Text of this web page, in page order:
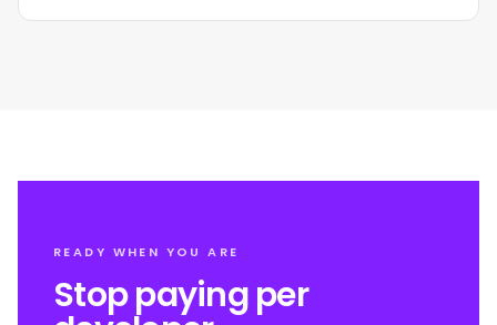
READY WHEN YOU ARE
Stop paying per